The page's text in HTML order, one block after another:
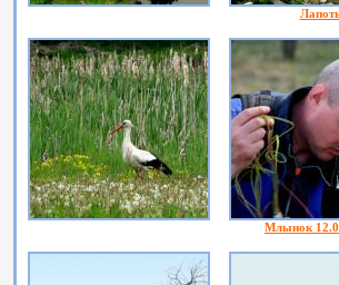
Млынок